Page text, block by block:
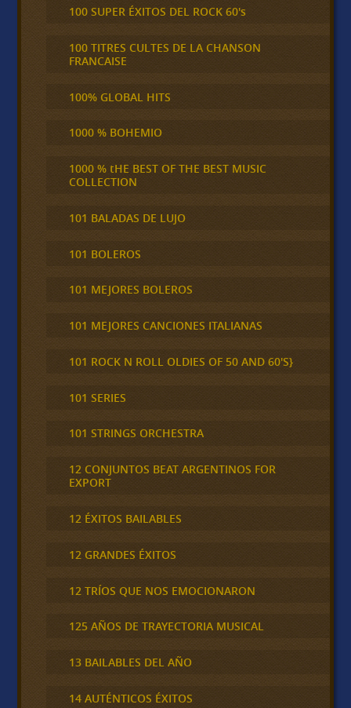
100 SUPER ÉXITOS DEL ROCK 60's
100 TITRES CULTES DE LA CHANSON
FRANCAISE
100% GLOBAL HITS
1000 % BOHEMIO
1000 % tHE BEST OF THE BEST MUSIC
COLLECTION
101 BALADAS DE LUJO
101 BOLEROS
101 MEJORES BOLEROS
101 MEJORES CANCIONES ITALIANAS
101 ROCK N ROLL OLDIES OF 50 AND 60'S}
101 SERIES
101 STRINGS ORCHESTRA
12 CONJUNTOS BEAT ARGENTINOS FOR
EXPORT
12 ÉXITOS BAILABLES
12 GRANDES ÉXITOS
12 TRÍOS QUE NOS EMOCIONARON
125 AÑOS DE TRAYECTORIA MUSICAL
13 BAILABLES DEL AÑO
14 AUTÉNTICOS ÉXITOS